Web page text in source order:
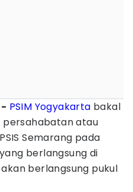
PSIM Yogyakarta bakal
atau
Semarang pada
berlangsung di
berlangsung pukul